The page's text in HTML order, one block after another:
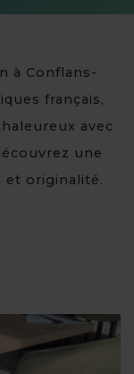
à Conflans-
français,
avec
une
et originalité.